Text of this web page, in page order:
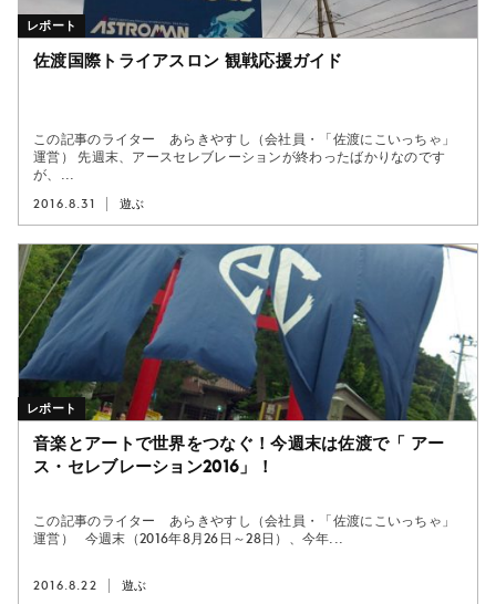
佐渡国際トライアスロン 観戦応援ガイド
この記事のライター あらきやすし（会社員・「佐渡にこいっちゃ」
運営） 先週末、アースセレブレーションが終わったばかりなのです
が、...
2016.8.31 遊ぶ
レポート
音楽とアートで世界をつなぐ！今週末は佐渡で「 アー
ス・セレブレーション2016」！
この記事のライター あらきやすし（会社員・「佐渡にこいっちゃ」
運営） 今週末（2016年8月26日～28日）、今年...
2016.8.22 遊ぶ
レポート